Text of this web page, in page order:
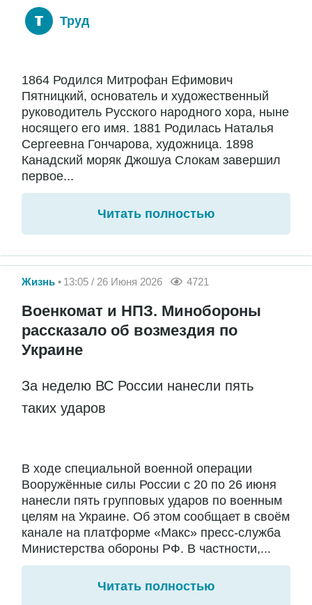
Труд
1864 Родился Митрофан Ефимович
Пятницкий, основатель и художественный
руководитель Русского народного хора, ныне
носящего его имя. 1881 Родилась Наталья
Сергеевна Гончарова, художница. 1898
Канадский моряк Джошуа Слокам завершил
первое...
Читать полностью
Жизнь 13:05 / 26 Июня 2026 4721
Военкомат и НПЗ. Минобороны
рассказало об возмездия по
Украине
За неделю ВС России нанесли пять
таких ударов
В ходе специальной военной операции
Вооружённые силы России с 20 по 26 июня
нанесли пять групповых ударов по военным
целям на Украине. Об этом сообщает в своём
канале на платформе «Макс» пресс-служба
Министерства обороны РФ. В частности,...
Читать полностью